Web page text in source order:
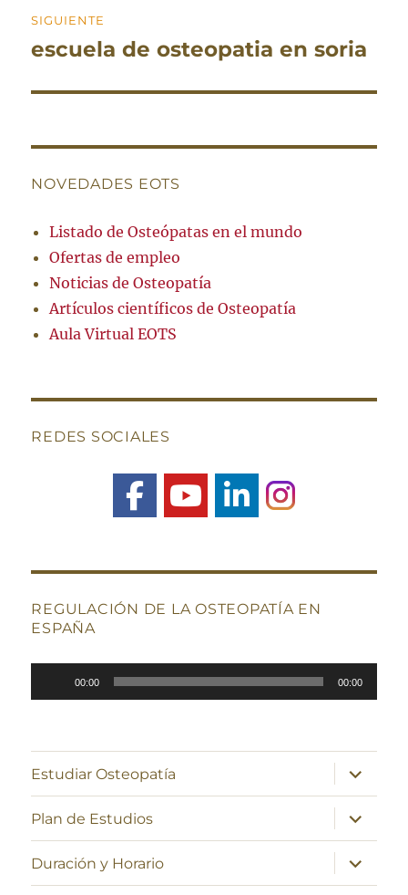
SIGUIENTE
Entrada
escuela de osteopatia en soria
NOVEDADES EOTS
Listado de Osteópatas en el mundo
Ofertas de empleo
Noticias de Osteopatía
Artículos científicos de Osteopatía
Aula Virtual EOTS
REDES SOCIALES
REGULACIÓN DE LA OSTEOPATÍA EN
ESPAÑA
Reproductor
de
00:00 00:00
Estudiar Osteopatía
expande
el
menú
inferior
Plan de Estudios
expande
el
menú
inferior
Duración y Horario
expande
el
menú